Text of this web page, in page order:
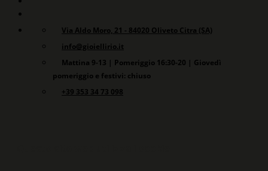
Via Aldo Moro, 21 - 84020 Oliveto Citra (SA)
info@gioiellirio.it
Mattina 9-13 | Pomeriggio 16:30-20 | Giovedì
pomeriggio e festivi: chiuso
+39 353 34 73 098